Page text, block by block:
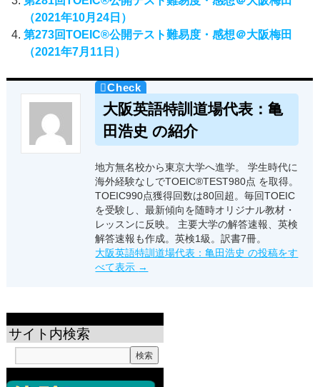
（2021年10月24日）
第273回TOEIC®公開テスト難易度・感想＠大阪梅田
（2021年7月11日）
大阪英語特訓道場代表：亀
田浩史 の紹介
地方無名校から東京大学へ進学。 学生時代に
海外経験なしでTOEIC®TEST980点 を取得。
TOEIC990点獲得回数は80回超。毎回TOEIC
を受験し、最新傾向を随時オリジナル教材・
レッスンに反映。 主要大学の解答速報、英検
解答速報も作成。英検1級。訳書7冊。
大阪英語特訓道場代表：亀田浩史 の投稿をす
べて表示 →
サイト内検索